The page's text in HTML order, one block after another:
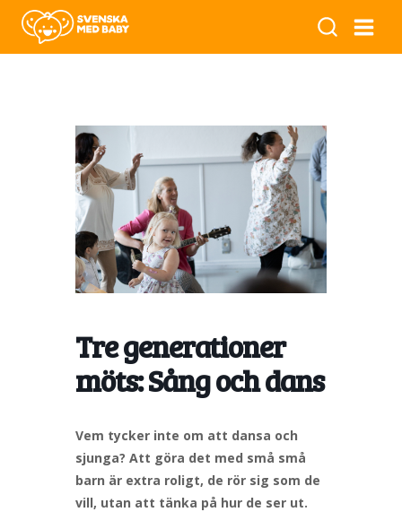
Tre generationer
möts: Sång och dans
Vem tycker inte om att dansa och
sjunga? Att göra det med små små
barn är extra roligt, de rör sig som de
vill, utan att tänka på hur de ser ut.